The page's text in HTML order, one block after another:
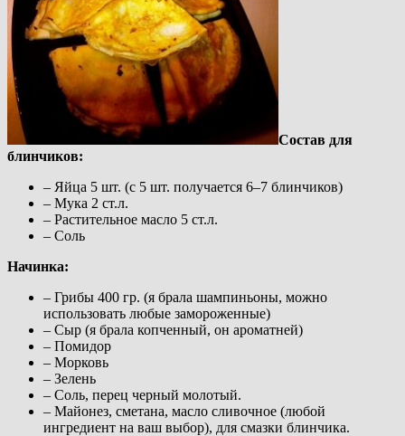
Состав для
блинчиков:
– Яйца 5 шт. (с 5 шт. получается 6–7 блинчиков)
– Мука 2 ст.л.
– Растительное масло 5 ст.л.
– Соль
Начинка:
– Грибы 400 гр. (я брала шампиньоны, можно
использовать любые замороженные)
– Сыр (я брала копченный, он ароматней)
– Помидор
– Морковь
– Зелень
– Соль, перец черный молотый.
– Майонез, сметана, масло сливочное (любой
ингредиент на ваш выбор), для смазки блинчика.